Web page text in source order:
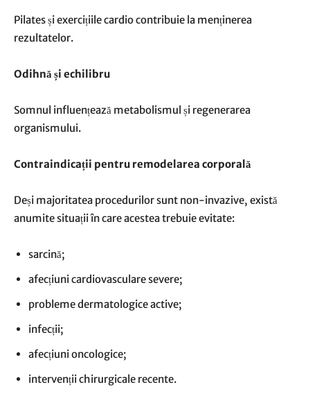
Pilates și exercițiile cardio contribuie la menținerea
rezultatelor.
Odihnă și echilibru
Somnul influențează metabolismul și regenerarea
organismului.
Contraindicații pentru remodelarea corporală
Deși majoritatea procedurilor sunt non-invazive, există
anumite situații în care acestea trebuie evitate:
sarcină;
afecțiuni cardiovasculare severe;
probleme dermatologice active;
infecții;
afecțiuni oncologice;
intervenții chirurgicale recente.